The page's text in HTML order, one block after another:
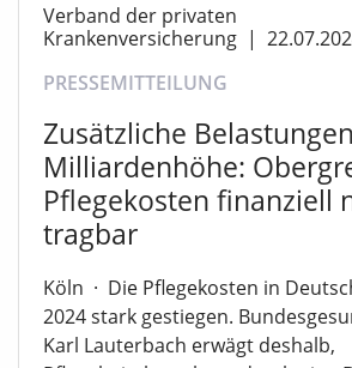
Verband der privaten
Krankenversicherung |
PRESSEMITTEILUNG
Zusätzliche
Milliardenhöhe:
Pflegekosten finanziell
tragbar
Köln · Die Pflegekosten in
2024 stark gestiegen.
Karl Lauterbach erwägt deshalb,